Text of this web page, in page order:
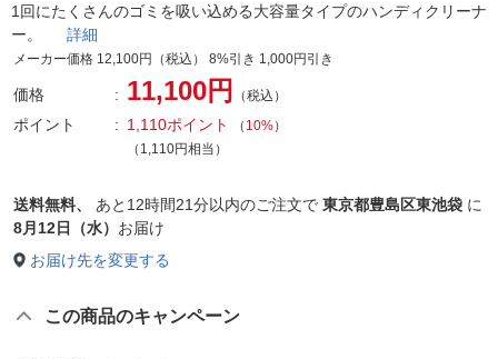
1回にたくさんのゴミを吸い込める大容量タイプのハンディクリーナ
ー。 詳細
メーカー価格 12,100円（税込） 8%引き 1,000円引き
価格 11,100円 （税込）
ポイント 1,110ポイント （ 10%）
（1,110円相当）
送料無料、 あと 12時間21分以内のご注文で 東京都豊島区東池袋 に
8月12日（水） お届け
お届け先を変更する
この商品のキャンペーン